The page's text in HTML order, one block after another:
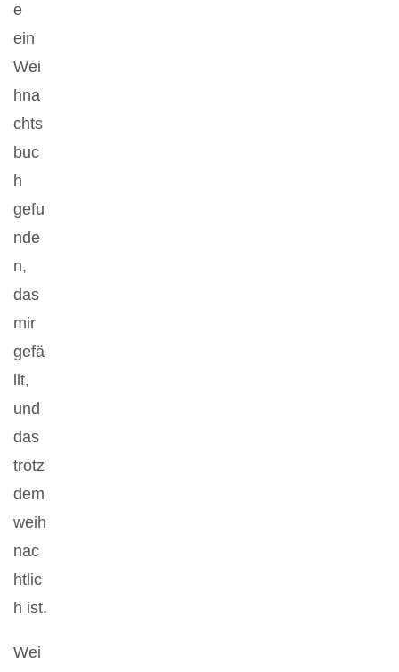
e
ein
Wei
hna
chts
buc
h
gefu
nde
n,
das
mir
gefä
llt,
und
das
trotz
dem
weih
nac
htlic
h ist.
Wei